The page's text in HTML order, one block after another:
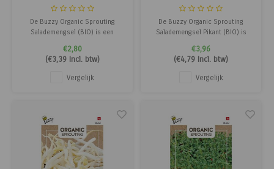
Organic Sprouting
De Buzzy Organic Sprouting
Salademengsel (BIO) is een
bestaande uit Taugé, mungbonen,
Alfalfa, Linzen, Fenegriek en Gele
Mosterd. De jonge scheuten
zitten boordevol vitaminen en
€2,80
(€3,39Incl. btw)
Vergelijk
- Organic Sprouting
De Buzzy Organic Sprouting
Salademengsel Pikant (BIO) is
een pittige smaak. Deze mix
bevat Rode Daikon, Japanse
radijs, Rucola, Broccoli en
Fenegriek. De jonge scheuten
€3,96
(€4,79 Incl. btw)
Vergelijk